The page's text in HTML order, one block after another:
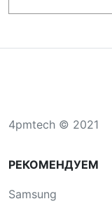
4pmtech © 2021
РЕКОМЕНДУЕМ
Samsung